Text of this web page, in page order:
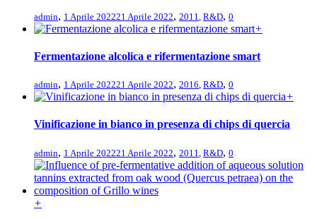
admin, 1 Aprile 202221 Aprile 2022, 2011 R&D, 0
+
Fermentazione alcolica e rifermentazione smart
admin, 1 Aprile 202221 Aprile 2022, 2016, R&D, 0
+
Vinificazione in bianco in presenza di chips di quercia
admin, 1 Aprile 202221 Aprile 2022, 2011 R&D, 0
+